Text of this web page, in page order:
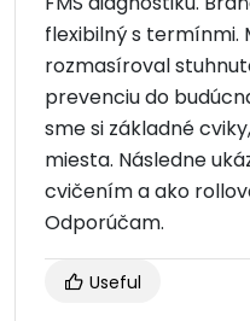
flexibilný s termínmi.
rozmasíroval
prevenciu do
sme si základné
miesta. Následne
cvičením a ako
Odporúčam.
Useful